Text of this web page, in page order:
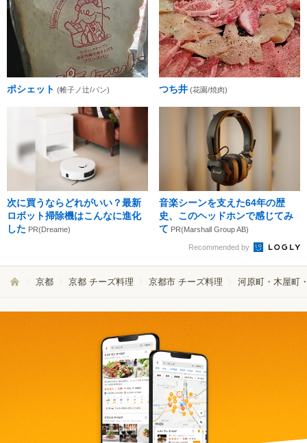
ポシェット (帷子ノ辻/パン) つち井 (花園/焼肉)
次に買うならどれがいい？最新
ロボット掃除機はこんなに進化
した PR(Dreame)
音楽シーンを支えた64年の歴
史、このヘッドホンで感じてみ
て PR(Marshall Group AB)
Recommended by
京都 京都 チーズ料理 京都市 チーズ料理 河原町・木屋町